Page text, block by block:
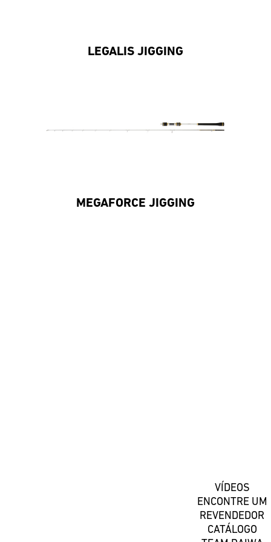
LEGALIS JIGGING
MEGAFORCE JIGGING
VÍDEOS
ENCONTRE UM
REVENDEDOR
CATÁLOGO